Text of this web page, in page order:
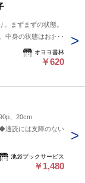
まずまずの状態。
中身の状態はおおむ
オヨヨ書林
￥620
、20cm
通読には支障のない
池袋ブックサービス
￥1,480